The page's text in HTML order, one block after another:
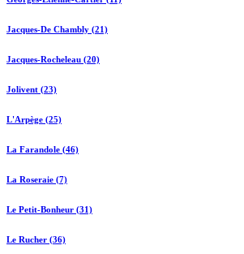
Jacques-De Chambly (21)
Jacques-Rocheleau (20)
Jolivent (23)
L'Arpège (25)
La Farandole (46)
La Roseraie (7)
Le Petit-Bonheur (31)
Le Rucher (36)